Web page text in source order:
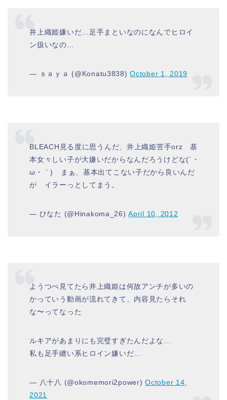
井上織姫嫌いだ…足手まといなのになんでヒロイ
ン扱いなの…
— ｓａｙａ (@Konatu3838)October 1, 2019
BLEACH見る度に思うんだ、井上織姫苦手orz 基
本女々しい子が大嫌いだからなんだろうけどな(´・
ω・｀) まぁ、基本出てこない子だから良いんだ
が イラーっとしてまう。
— ひなた (@Hinakoma_26)April 10, 2012
ようつべ見てたら井上織姫は何故アンチが多いの
かっていう動画が流れてきて、内容見たらそれ
な〜ってなった
ルキアがあまりにも完璧すぎたんだよな…
私も足手纏い系ヒロイン嫌いだ…
— 八十八 (@okomemori2power)October 14,
2021